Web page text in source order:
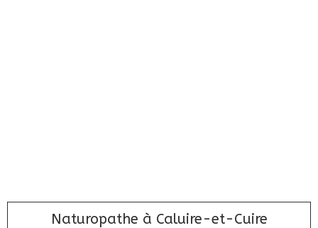
Naturopathe à Caluire-et-Cuire